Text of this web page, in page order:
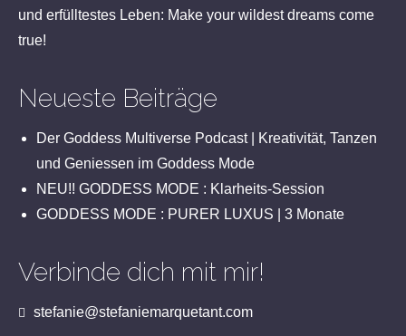
und erfülltestes Leben: Make your wildest dreams come
true!
Neueste Beiträge
Der Goddess Multiverse Podcast | Kreativität, Tanzen
und Geniessen im Goddess Mode
NEU!! GODDESS MODE : Klarheits-Session
GODDESS MODE : PURER LUXUS | 3 Monate
Verbinde dich mit mir!
stefanie@stefaniemarquetant.com